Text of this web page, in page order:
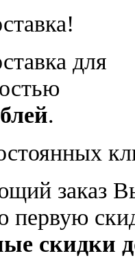
для
.
заказ
первую
скидки